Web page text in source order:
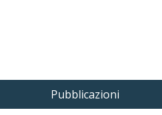
Pubblicazioni